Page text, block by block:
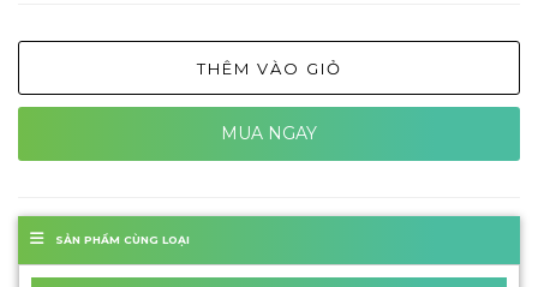
THÊM VÀO GIỎ
MUA NGAY
SẢN PHẨM CÙNG LOẠI